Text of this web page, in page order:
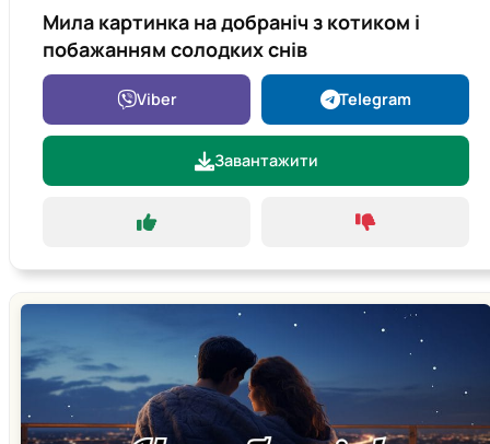
Мила картинка на добраніч з котиком і
побажанням солодких снів
Viber Telegram
Завантажити